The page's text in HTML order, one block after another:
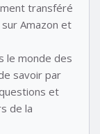
transféré
Amazon et
le monde des
savoir par
et
de la